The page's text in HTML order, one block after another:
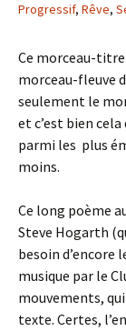
Progressif, Rêve,
Ce morceau-
morceau-fleuve
seulement le
et c’est bien
parmi les plus
moins.
Ce long poème
Steve Hogarth
besoin d’encore
musique par le
mouvements,
texte. Certes,